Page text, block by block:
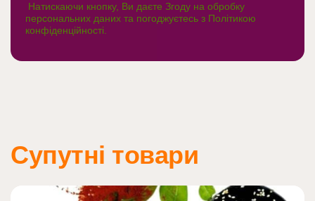
Натискаючи кнопку, Ви даєте Згоду на обробку
персональних даних та погоджуєтесь з Політикою
конфіденційності.
Супутні товари